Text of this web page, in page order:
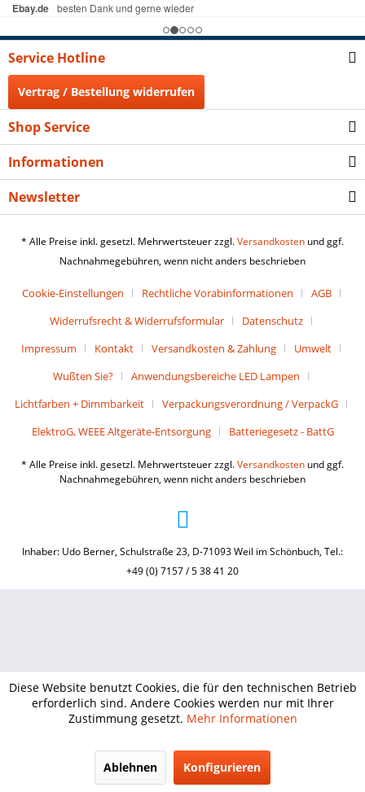
Service Hotline
Vertrag / Bestellung widerrufen
Shop Service
Informationen
Newsletter
* Alle Preise inkl. gesetzl. Mehrwertsteuer zzgl.Versandkosten und ggf.
Nachnahmegebühren, wenn nicht anders beschrieben
Cookie-Einstellungen Rechtliche Vorabinformationen
AGB
Widerrufsrecht & Widerrufsformular
Datenschutz
Impressum
Kontakt Versandkosten & Zahlung
Umwelt
Wußten Sie?
Anwendungsbereiche LED Lampen
Lichtfarben + Dimmbarkeit
Verpackungsverordnung / VerpackG
ElektroG, WEEE Altgeräte-Entsorgung
Batteriegesetz - BattG
* Alle Preise inkl. gesetzl. Mehrwertsteuer zzgl.Versandkosten und ggf.
Nachnahmegebühren, wenn nicht anders beschrieben
Inhaber: Udo Berner, Schulstraße 23, D-71093 Weil im Schönbuch, Tel.:
+49 (0) 7157 / 5 38 41 20
Diese Website benutzt Cookies, die für den technischen Betrieb
erforderlich sind. Andere Cookies werden nur mit Ihrer
Zustimmung gesetzt. Mehr Informationen
Ablehnen Konfigurieren